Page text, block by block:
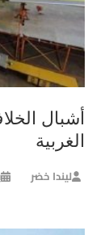
أشبال
الغربية
ليندا خضر